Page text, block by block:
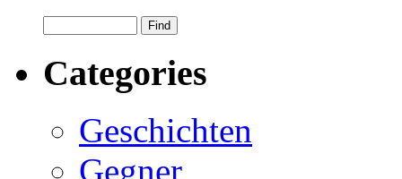
Categories
Geschichten
Gegner